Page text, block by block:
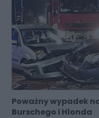
Poważny wypadek
Burschego i Hlonda